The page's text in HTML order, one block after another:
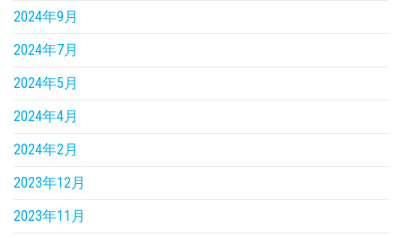
2024年9月
2024年7月
2024年5月
2024年4月
2024年2月
2023年12月
2023年11月